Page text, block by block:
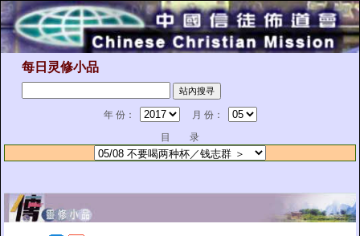
每日灵修小品
年 份：
月 份：
目 录